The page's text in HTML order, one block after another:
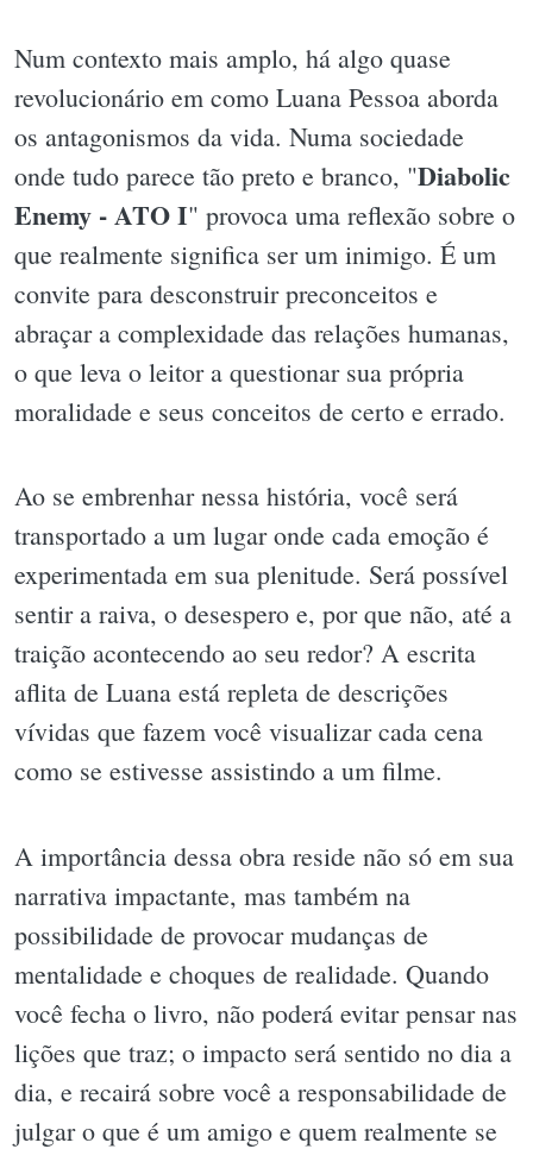
Num contexto mais amplo, há algo quase
revolucionário em como Luana Pessoa aborda
os antagonismos da vida. Numa sociedade
onde tudo parece tão preto e branco, "Diabolic
Enemy - ATO I" provoca uma reflexão sobre o
que realmente significa ser um inimigo. É um
convite para desconstruir preconceitos e
abraçar a complexidade das relações humanas,
o que leva o leitor a questionar sua própria
moralidade e seus conceitos de certo e errado.
Ao se embrenhar nessa história, você será
transportado a um lugar onde cada emoção é
experimentada em sua plenitude. Será possível
sentir a raiva, o desespero e, por que não, até a
traição acontecendo ao seu redor? A escrita
aflita de Luana está repleta de descrições
vívidas que fazem você visualizar cada cena
como se estivesse assistindo a um filme.
A importância dessa obra reside não só em sua
narrativa impactante, mas também na
possibilidade de provocar mudanças de
mentalidade e choques de realidade. Quando
você fecha o livro, não poderá evitar pensar nas
lições que traz; o impacto será sentido no dia a
dia, e recairá sobre você a responsabilidade de
julgar o que é um amigo e quem realmente se